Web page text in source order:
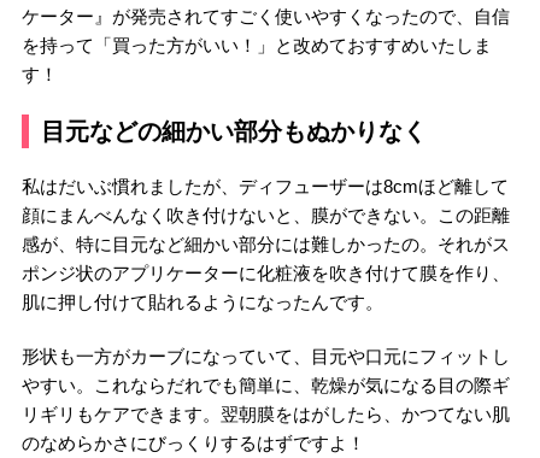
ケーター』が発売されてすごく使いやすくなったので、自信
を持って「買った方がいい！」と改めておすすめいたしま
す！
目元などの細かい部分もぬかりなく
私はだいぶ慣れましたが、ディフューザーは8cmほど離して
顔にまんべんなく吹き付けないと、膜ができない。この距離
感が、特に目元など細かい部分には難しかったの。それがス
ポンジ状のアプリケーターに化粧液を吹き付けて膜を作り、
肌に押し付けて貼れるようになったんです。
形状も一方がカーブになっていて、目元や口元にフィットし
やすい。これならだれでも簡単に、乾燥が気になる目の際ギ
リギリもケアできます。翌朝膜をはがしたら、かつてない肌
のなめらかさにびっくりするはずですよ！